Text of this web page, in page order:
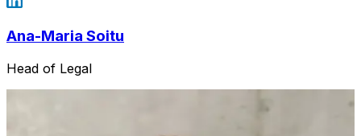
Ana-Maria Soitu
Head of Legal